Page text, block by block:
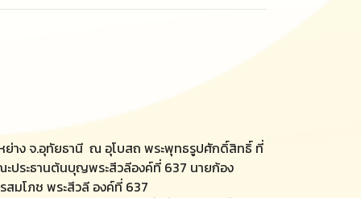
ย่าง จ.อุทัยธานี ณ อุโบสถ พระพุทธรูปศักดิ์สิทธิ์ ที่
ประธานต้นบุญพระสีวลีองค์ที่ 637 นายก้อง
มโภช พระสีวลี องค์ที่ 637